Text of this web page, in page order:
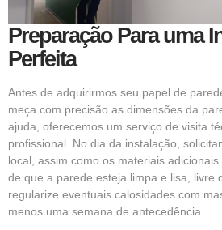
Preparação Para uma
Perfeita
Antes de adquirirmos seu papel de
meça com precisão as dimensões da
ajuda, oferecemos um serviço de visita
profissional. No dia da instalação,
local, assim como os materiais
de que a parede esteja limpa e lisa, livre
regularize eventuais calosidades com
menos uma semana de antecedência.